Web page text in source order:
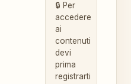
🔒 Per
accedere
ai
contenuti
devi
prima
registrarti